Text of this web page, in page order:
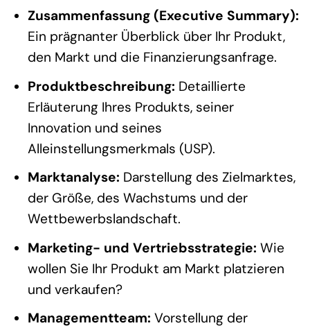
Zusammenfassung (Executive Summary):
Ein prägnanter Überblick über Ihr Produkt,
den Markt und die Finanzierungsanfrage.
Produktbeschreibung: Detaillierte
Erläuterung Ihres Produkts, seiner
Innovation und seines
Alleinstellungsmerkmals (USP).
Marktanalyse: Darstellung des Zielmarktes,
der Größe, des Wachstums und der
Wettbewerbslandschaft.
Marketing- und Vertriebsstrategie: Wie
wollen Sie Ihr Produkt am Markt platzieren
und verkaufen?
Managementteam: Vorstellung der